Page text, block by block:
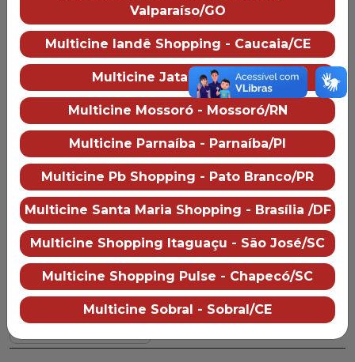
Multicine Brasil Center Shopping
Sobre o cinema
Como chegar
Preço dos ingressos
07
AGO
08
AGO
09
AGO
10
AGO
Sala 2Dublado2D
Valparaíso/GO
Multicine Iandê Shopping - Caucaia/CE
Multicine Jataí - Jataí/GO
Multicine Mossoró - Mossoró/RN
Multicine Parnaíba - Parnaíba/PI
Multicine Pb Shopping - Pato Branco/PR
Multicine Santa Maria Shopping - Brasília /DF
Multicine Shopping Itaguaçu - São José/SC
Multicine Shopping Pulse - Chapecó/SC
Multicine Sobral - Sobral/CE